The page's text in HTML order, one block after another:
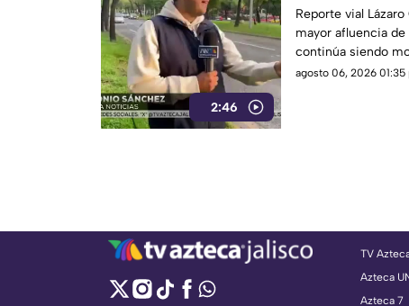
2:46
Reporte vial
mayor afluencia
continúa siendo
agosto 06, 2026 01:35
TV
Azteca
Azteca 7